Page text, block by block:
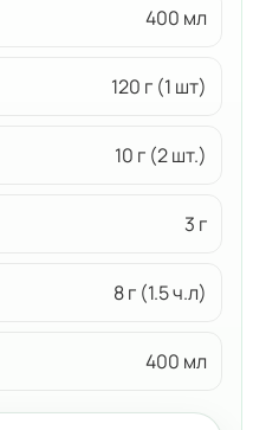
400 мл
120 г (1 шт)
10 г (2 шт.)
3 г
8 г (1.5 ч.л)
400 мл